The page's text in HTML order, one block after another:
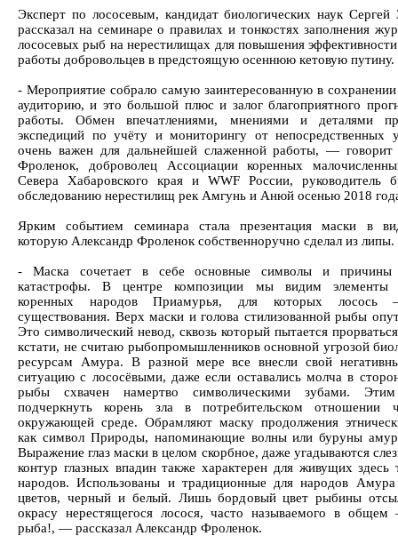
Эксперт по лососевым, кандидат биологических наук Сергей
рассказал на семинаре о правилах и тонкостях заполнения
лососевых рыб на нерестилищах для повышения эффективности
работы добровольцев в предстоящую осеннюю кетовую путину.
- Мероприятие собрало самую заинтересованную в
аудиторию, и это большой плюс и залог благоприятного
работы. Обмен впечатлениями, мнениями и деталями
экспедиций по учёту и мониторингу от непосредственных
очень важен для дальнейшей слаженной работы, — говорит
Фроленок, доброволец Ассоциации коренных
Севера Хабаровского края и WWF России, руководитель
обследованию нерестилищ рек Амгунь и Анюй осенью 2018
Ярким событием семинара стала презентация маски в
которую Александр Фроленок собственноручно сделал из липы.
- Маска сочетает в себе основные символы и причины
катастрофы. В центре композиции мы видим элементы
коренных народов Приамурья, для которых лосось
существования. Верх маски и голова стилизованной рыбы
Это символический невод, сквозь который пытается
кстати, не считаю рыбопромышленников основной угрозой
ресурсам Амура. В разной мере все внесли свой
ситуацию с лососёвыми, даже если оставались молча в
рыбы схвачен намертво символическими зубами.
подчеркнуть корень зла в потребительском отношении
окружающей среде. Обрамляют маску продолжения
как символ Природы, напоминающие волны или буруны
Выражение глаз маски в целом скорбное, даже угадываются
контур глазных впадин также характерен для живущих здесь
народов. Использованы и традиционные для народов Амура
цветов, черный и белый. Лишь бордовый цвет рыбины
окрасу нерестящегося лосося, часто называемого в
рыба!, — рассказал Александр Фроленок.